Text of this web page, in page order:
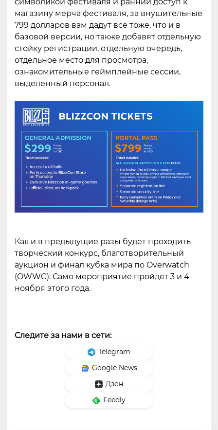
символикой фестиваля и ранний доступ к
магазину мерча фестиваля, за внушительные
799 долларов вам дадут всё тоже, что и в
базовой версии, но также добавят отдельную
стойку регистрации, отдельную очередь,
отдельное место для просмотра,
ознакомительные геймплейные сессии,
выделенный персонал.
Как и в предыдущие разы будет проходить
творческий конкурс, благотворительный
аукцион и финал кубка мира по Overwatch
(OWWC). Само мероприятие пройдет 3 и 4
ноября этого года.
Следите за нами в сети:
Telegram
Google News
Дзен
Feedly